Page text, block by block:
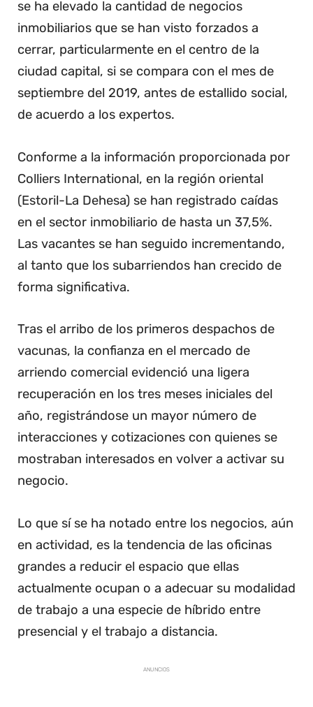
se ha elevado la cantidad de negocios
inmobiliarios que se han visto forzados a
cerrar, particularmente en el centro de la
ciudad capital, si se compara con el mes de
septiembre del 2019, antes de estallido social,
de acuerdo a los expertos.
Conforme a la información proporcionada por
Colliers International, en la región oriental
(Estoril-La Dehesa) se han registrado caídas
en el sector inmobiliario de hasta un 37,5%.
Las vacantes se han seguido incrementando,
al tanto que los subarriendos han crecido de
forma significativa.
Tras el arribo de los primeros despachos de
vacunas, la confianza en el mercado de
arriendo comercial evidenció una ligera
recuperación en los tres meses iniciales del
año, registrándose un mayor número de
interacciones y cotizaciones con quienes se
mostraban interesados en volver a activar su
negocio.
Lo que sí se ha notado entre los negocios, aún
en actividad, es la tendencia de las oficinas
grandes a reducir el espacio que ellas
actualmente ocupan o a adecuar su modalidad
de trabajo a una especie de híbrido entre
presencial y el trabajo a distancia.
ANUNCIOS